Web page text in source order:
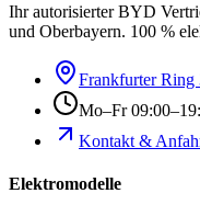
Ihr autorisierter BYD
und Oberbayern. 100 %
Frankfurter Ring
Mo–Fr
Kontakt &
Elektromodelle